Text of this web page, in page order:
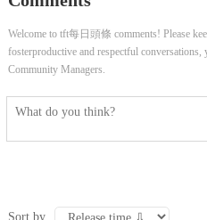
Welcome to tft每日頭條 comments! Please
fosterproductive and respectful
Community Managers.
Sort by